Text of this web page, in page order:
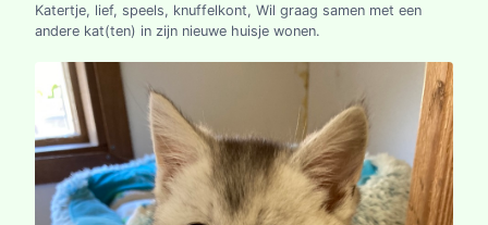
Katertje, lief, speels, knuffelkont, Wil graag samen met een
andere kat(ten) in zijn nieuwe huisje wonen.